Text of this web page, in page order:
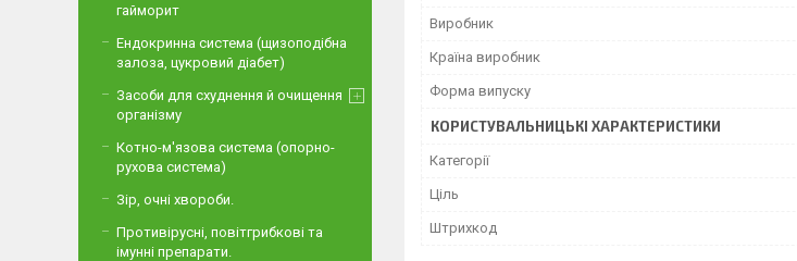
Виробник
Країна виробник
Форма випуску
КОРИСТУВАЛЬНИЦЬКІ ХАРАКТЕРИСТИКИ
Категорії
Ціль
Штрихкод
гайморит
Ендокринна система (щизоподібна
залоза, цукровий діабет)
Засоби для схуднення й очищення
організму
Котно-м'язова система (опорно-
рухова система)
Зір, очні хвороби.
Противірусні, повітгрибкові та
імунні препарати.